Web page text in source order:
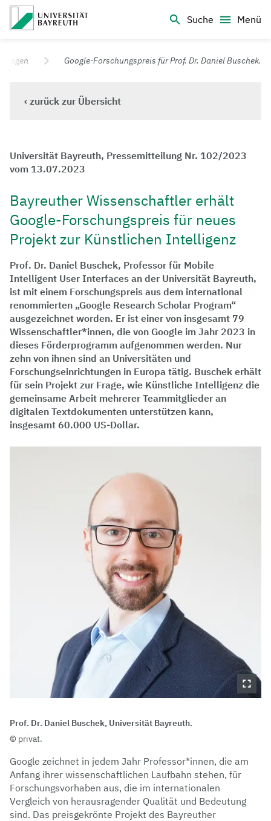
Suche
Menü
Universität Bayreuth – Deine Top-Campus-Uni
Google-Forschungspreis für Prof. Dr. Daniel Buschek.
‹ zurück zur Übersicht
Universität Bayreuth, Pressemitteilung Nr. 102/2023
vom 13.07.2023
Bayreuther Wissenschaftler erhält
Google-Forschungspreis für neues
Projekt zur Künstlichen Intelligenz
Prof. Dr. Daniel Buschek, Professor für Mobile
Intelligent User Interfaces an der Universität Bayreuth,
ist mit einem Forschungspreis aus dem international
renommierten „Google Research Scholar Program“
ausgezeichnet worden. Er ist einer von insgesamt 79
Wissenschaftler*innen, die von Google im Jahr 2023 in
dieses Förderprogramm aufgenommen werden. Nur
zehn von ihnen sind an Universitäten und
Forschungseinrichtungen in Europa tätig. Buschek erhält
für sein Projekt zur Frage, wie Künstliche Intelligenz die
gemeinsame Arbeit mehrerer Teammitglieder an
digitalen Textdokumenten unterstützen kann,
insgesamt 60.000 US-Dollar.
Prof. Dr. Daniel Buschek, Universität Bayreuth.
privat.
Google zeichnet in jedem Jahr Professor*innen, die am
Anfang ihrer wissenschaftlichen Laufbahn stehen, für
Forschungsvorhaben aus, die im internationalen
Vergleich von herausragender Qualität und Bedeutung
sind. Das preisgekrönte Projekt des Bayreuther